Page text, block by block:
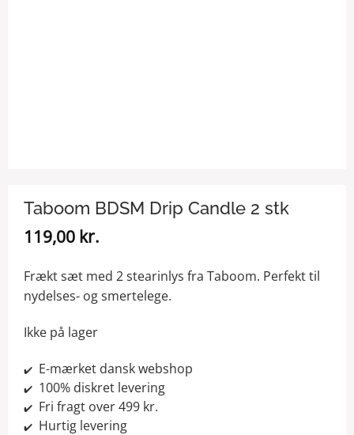
Taboom BDSM Drip Candle 2 stk
119,00 kr.
Frækt sæt med 2 stearinlys fra Taboom. Perfekt til
nydelses- og smertelege.
Ikke på lager
✔️E-mærket dansk webshop
✔️100% diskret levering
✔️Fri fragt over 499 kr.
✔️Hurtig levering